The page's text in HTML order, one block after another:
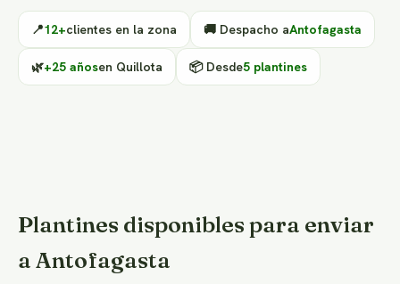
📍12+clientes en la zona 🚚 Despacho aAntofagasta
🌿+25 añosen Quillota 📦 Desde5 plantines
Plantines disponibles para enviar
a Antofagasta